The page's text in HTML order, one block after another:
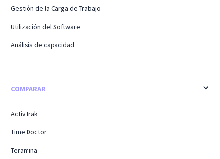
Gestión de la Carga de Trabajo
Utilización del Software
Análisis de capacidad
COMPARAR
ActivTrak
Time Doctor
Teramina